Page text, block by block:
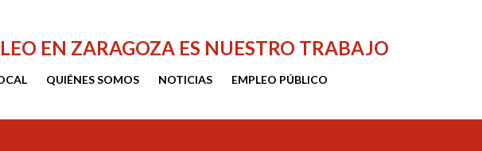
EN ZARAGOZA ES NUESTRO TRABAJO
QUIÉNES SOMOS NOTICIAS
EMPLEO PÚBLICO